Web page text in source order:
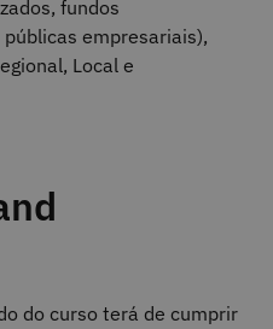
fundos
empresariais),
Local e
do curso terá de cumprir